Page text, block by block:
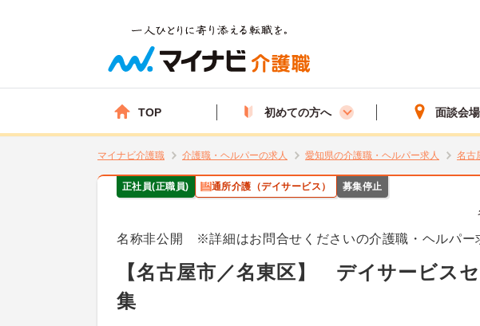
TOP 初めての方へ 面談会
マイナビ介護職 介護職・ヘルパーの求人 愛知県の介護職・ヘルパー求人 名古
正社員(正職員) 通所介護（デイサービス） 募集停止
名称非公開 ※詳細はお問合せくださいの介護職・ヘルパー
【名古屋市／名東区】 デイサービス
集